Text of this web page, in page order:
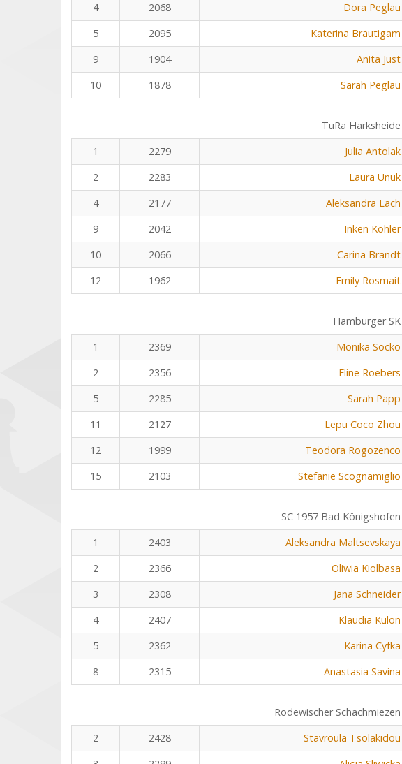
4
2068 Dora Peglau
5
2095 Katerina Bräutigam
9
1904 Anita Just
10
1878 Sarah Peglau
TuRa Harksheide
1
2279 Julia Antolak
2
2283 Laura Unuk
4
2177 Aleksandra Lach
9
2042 Inken Köhler
10
2066 Carina Brandt
12
1962 Emily Rosmait
Hamburger SK
1
2369 Monika Socko
2
2356 Eline Roebers
5
2285 Sarah Papp
11
2127 Lepu Coco Zhou
12
1999 Teodora Rogozenco
15
2103 Stefanie Scognamiglio
SC 1957 Bad Königshofen
1
2403 Aleksandra Maltsevskaya
2
2366 Oliwia Kiolbasa
3
2308 Jana Schneider
4
2407 Klaudia Kulon
5
2362 Karina Cyfka
8
2315 Anastasia Savina
Rodewischer Schachmiezen
2
2428 Stavroula Tsolakidou